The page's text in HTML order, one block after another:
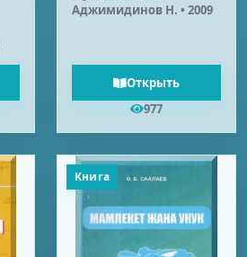
Аджимидинов Н. • 2009
Открыть
977
Книга